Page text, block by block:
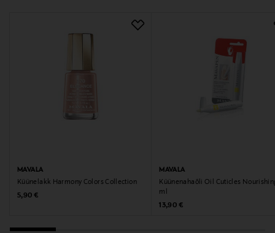
MAVALA
Küünelakk Harmony Colors Collection
Original Price
5,90 €
MAVALA
Küünenahaõli Oil Cuticles
ml
Original Price
13,90 €